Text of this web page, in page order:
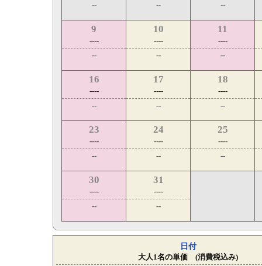
--
--
--
9
----
--
10
----
--
11
----
--
16
----
--
17
----
--
18
----
--
23
----
--
24
----
--
25
----
--
30
----
--
31
----
--
日付
大人1名の単価 (消費税込み)